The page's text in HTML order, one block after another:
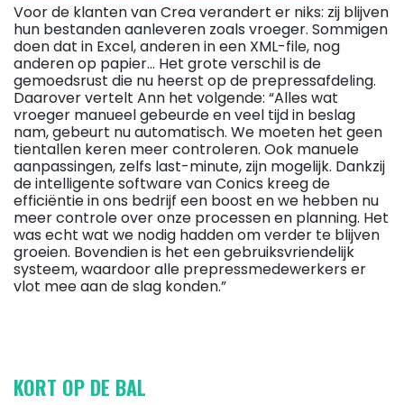
Voor de klanten van Crea verandert er niks: zij blijven
hun bestanden aanleveren zoals vroeger. Sommigen
doen dat in Excel, anderen in een XML-file, nog
anderen op papier… Het grote verschil is de
gemoedsrust die nu heerst op de prepressafdeling.
Daarover vertelt Ann het volgende: “Alles wat
vroeger manueel gebeurde en veel tijd in beslag
nam, gebeurt nu automatisch. We moeten het geen
tientallen keren meer controleren. Ook manuele
aanpassingen, zelfs last-minute, zijn mogelijk. Dankzij
de intelligente software van Conics kreeg de
efficiëntie in ons bedrijf een boost en we hebben nu
meer controle over onze processen en planning. Het
was echt wat we nodig hadden om verder te blijven
groeien. Bovendien is het een gebruiksvriendelijk
systeem, waardoor alle prepressmedewerkers er
vlot mee aan de slag konden.”
KORT OP DE BAL